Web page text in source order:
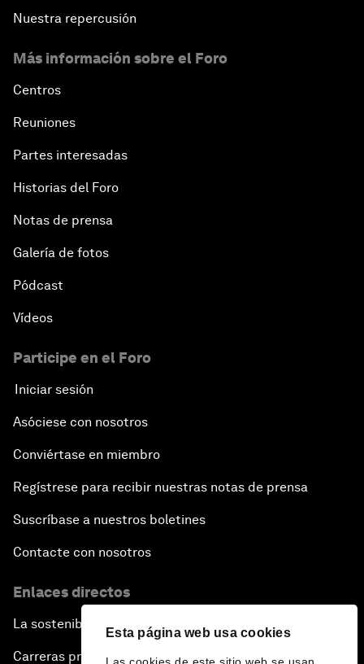
Esta página web usa cookies
Nuestra repercusión
Más información sobre el Foro
Centros
Reuniones
Partes interesadas
Historias del Foro
Notas de prensa
Galería de fotos
Pódcast
Vídeos
Participe en el Foro
Iniciar sesión
Asóciese con nosotros
Conviértase en miembro
Regístrese para recibir nuestras notas de prensa
Suscríbase a nuestros boletines
Contacte con nosotros
Enlaces directos
La sostenibilidad en el Foro
Carreras profesionales